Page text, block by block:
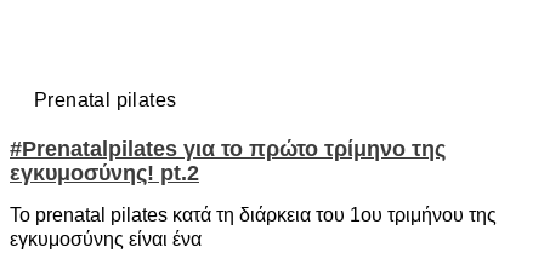
Prenatal pilates
#Prenatalpilates για το πρώτο τρίμηνο της
εγκυμοσύνης! pt.2
Το prenatal pilates κατά τη διάρκεια του 1ου τριμήνου της
εγκυμοσύνης είναι ένα